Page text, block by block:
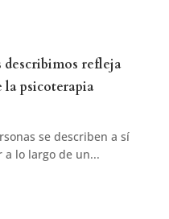
describimos refleja
psicoterapia
se describen a sí
a lo largo de un...